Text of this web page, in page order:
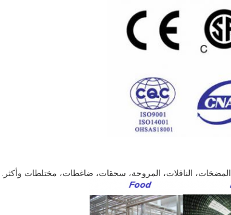
المضخات، الناقلات، المروحة، سحقات، ضاغطات، مختلطات وأكثر.